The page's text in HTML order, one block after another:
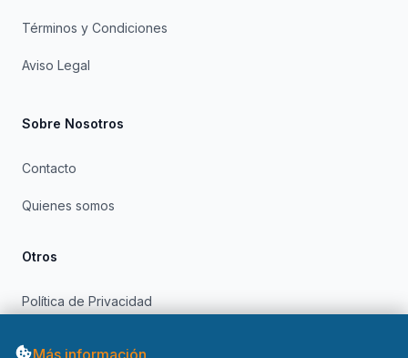
Términos y Condiciones
Aviso Legal
Sobre Nosotros
Contacto
Quienes somos
Otros
Política de Privacidad
Más información